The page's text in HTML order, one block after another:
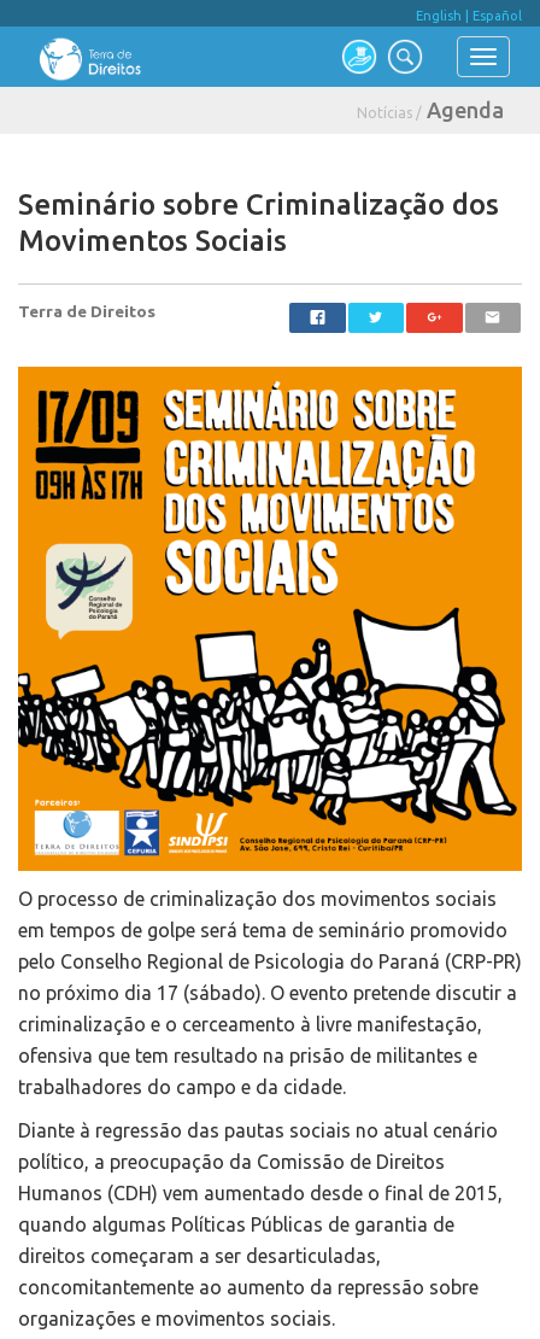
English Español
Notícias / Agenda
Seminário sobre Criminalização dos
Movimentos Sociais
Terra de Direitos
O processo de criminalização dos movimentos sociais
em tempos de golpe será tema de seminário promovido
pelo Conselho Regional de Psicologia do Paraná (CRP-PR)
no próximo dia 17 (sábado). O evento pretende discutir a
criminalização e o cerceamento à livre manifestação,
ofensiva que tem resultado na prisão de militantes e
trabalhadores do campo e da cidade.
Diante à regressão das pautas sociais no atual cenário
político, a preocupação da Comissão de Direitos
Humanos (CDH) vem aumentado desde o final de 2015,
quando algumas Políticas Públicas de garantia de
direitos começaram a ser desarticuladas,
concomitantemente ao aumento da repressão sobre
organizações e movimentos sociais.